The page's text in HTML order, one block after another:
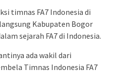
timnas FA7 Indonesia di
Kabupaten Bogor
sejarah FA7 di Indonesia.
ada wakil dari
Timnas Indonesia FA7